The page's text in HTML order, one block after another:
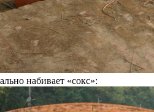
набивает «сокс»: